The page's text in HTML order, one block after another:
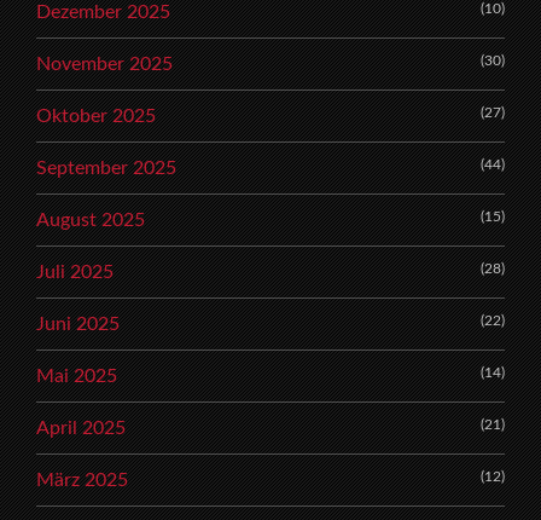
Dezember 2025 (10)
November 2025 (30)
Oktober 2025 (27)
September 2025 (44)
August 2025 (15)
Juli 2025 (28)
Juni 2025 (22)
Mai 2025 (14)
April 2025 (21)
März 2025 (12)